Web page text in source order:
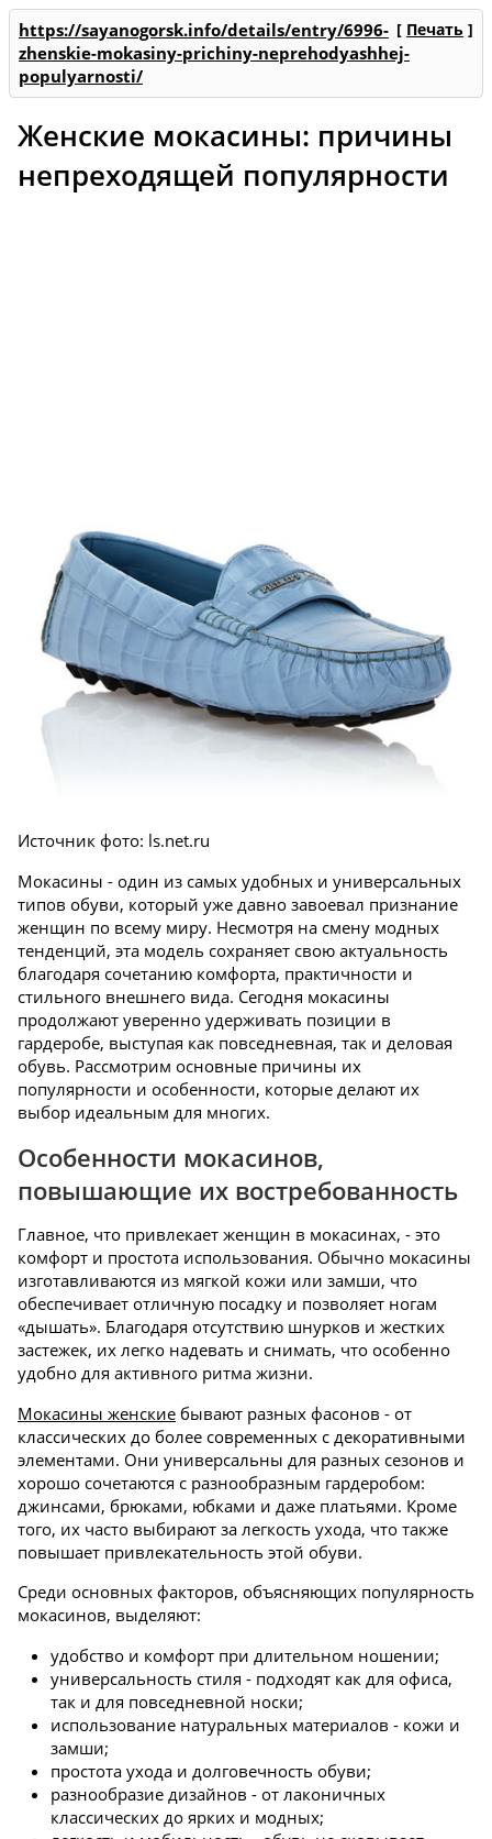
[ Печать ]
https://sayanogorsk.info/details/entry/6996-
zhenskie-mokasiny-prichiny-neprehodyashhej-
populyarnosti/
Женские мокасины: причины
непреходящей популярности
Источник фото: ls.net.ru
Мокасины - один из самых удобных и универсальных
типов обуви, который уже давно завоевал признание
женщин по всему миру. Несмотря на смену модных
тенденций, эта модель сохраняет свою актуальность
благодаря сочетанию комфорта, практичности и
стильного внешнего вида. Сегодня мокасины
продолжают уверенно удерживать позиции в
гардеробе, выступая как повседневная, так и деловая
обувь. Рассмотрим основные причины их
популярности и особенности, которые делают их
выбор идеальным для многих.
Особенности мокасинов,
повышающие их востребованность
Главное, что привлекает женщин в мокасинах, - это
комфорт и простота использования. Обычно мокасины
изготавливаются из мягкой кожи или замши, что
обеспечивает отличную посадку и позволяет ногам
«дышать». Благодаря отсутствию шнурков и жестких
застежек, их легко надевать и снимать, что особенно
удобно для активного ритма жизни.
Мокасины женскиебывают разных фасонов - от
классических до более современных с декоративными
элементами. Они универсальны для разных сезонов и
хорошо сочетаются с разнообразным гардеробом:
джинсами, брюками, юбками и даже платьями. Кроме
того, их часто выбирают за легкость ухода, что также
повышает привлекательность этой обуви.
Среди основных факторов, объясняющих популярность
мокасинов, выделяют:
удобство и комфорт при длительном ношении;
универсальность стиля - подходят как для офиса,
так и для повседневной носки;
использование натуральных материалов - кожи и
замши;
простота ухода и долговечность обуви;
разнообразие дизайнов - от лаконичных
классических до ярких и модных;